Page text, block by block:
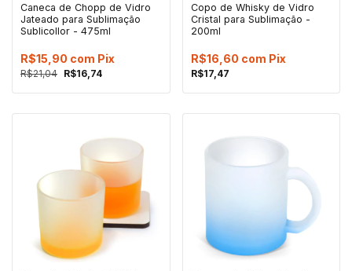
Caneca de Chopp de Vidro
Jateado para Sublimação
Sublicollor - 475ml
R$21,04 R$16,74
R$15,90 com Pix
Copo de Whisky de Vidro
Cristal para Sublimação -
200ml
R$17,47
R$16,60 com Pix